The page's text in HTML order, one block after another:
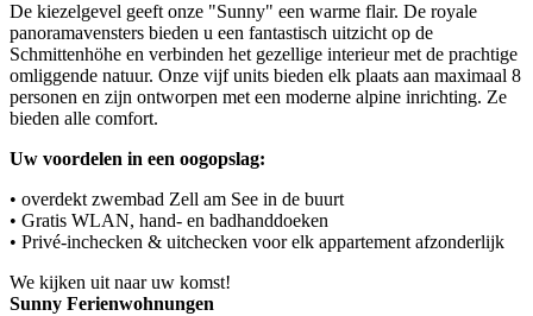
De kiezelgevel geeft onze "Sunny" een warme flair. De royale
panoramavensters bieden u een fantastisch uitzicht op de
Schmittenhöhe en verbinden het gezellige interieur met de prachtige
omliggende natuur. Onze vijf units bieden elk plaats aan maximaal 8
personen en zijn ontworpen met een moderne alpine inrichting. Ze
bieden alle comfort.
Uw voordelen in een oogopslag:
• overdekt zwembad Zell am See in de buurt
• Gratis WLAN, hand- en badhanddoeken
• Privé-inchecken & uitchecken voor elk appartement afzonderlijk
We kijken uit naar uw komst!
Sunny Ferienwohnungen